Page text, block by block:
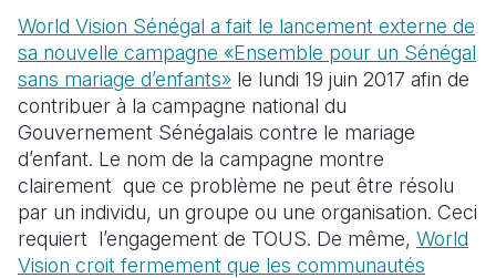
South
South
Sudan
Tanzania
Uganda
Zambia
South
Sri Lanka
Taiwan
Timor
Thailand
Vietnam
Romania
Spain
Syria
Türkiye
Ukraine
World Vision Sénégal a fait le lancement externe de
sa nouvelle campagne «Ensemble pour un Sénégal
sans mariage d’enfants» le lundi 19 juin 2017 afin de
contribuer à la campagne national du
Gouvernement Sénégalais contre le mariage
d’enfant. Le nom de la campagne montre
clairement que ce problème ne peut être résolu
par un individu, un groupe ou une organisation. Ceci
requiert l’engagement de TOUS. De même, World
Vision croit fermement que les communautés